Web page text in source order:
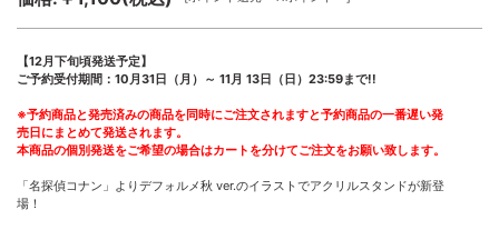
【12月下旬頃発送予定】
ご予約受付期間：10月31日（月）～ 11月 13日（日）23:59まで!!
※予約商品と発売済みの商品を同時にご注文されますと予約商品の一番遅い発
売日にまとめて発送されます。
本商品の個別発送をご希望の場合はカートを分けてご注文をお願い致します。
「名探偵コナン」よりデフォルメ秋 ver.のイラストでアクリルスタンドが新登
場！